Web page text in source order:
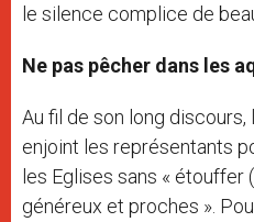
le silence complice de
Ne pas pêcher dans les
Au fil de son long
enjoint les représentants
les Eglises sans « étouffer
généreux et proches ».